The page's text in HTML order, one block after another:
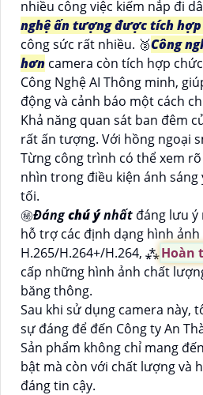
nhiều công việc kiếm nắp đi
nghệ ấn tượng được tích hợp
công sức rất nhiều. ️🥈Công
hơn camera còn tích hợp
Công Nghệ AI Thông minh,
động và cảnh báo một cách
Khả năng quan sát ban đêm
rất ấn tượng. Với hồng ngoại
Từng công trình có thể xem
nhìn trong điều kiện ánh
tối.
㊙️Đángchú ýnhất đáng lưu ý
hỗ trợ các định dạng hình
H.265/H.264+/H.264, ⁂Hoàn
cấp những hình ảnh chất
băng thông.
Sau khi sử dụng camera này,
sự đáng để đến Công ty An
Sản phẩm không chỉ mang
bật mà còn với chất lượng và
đáng tin cậy.